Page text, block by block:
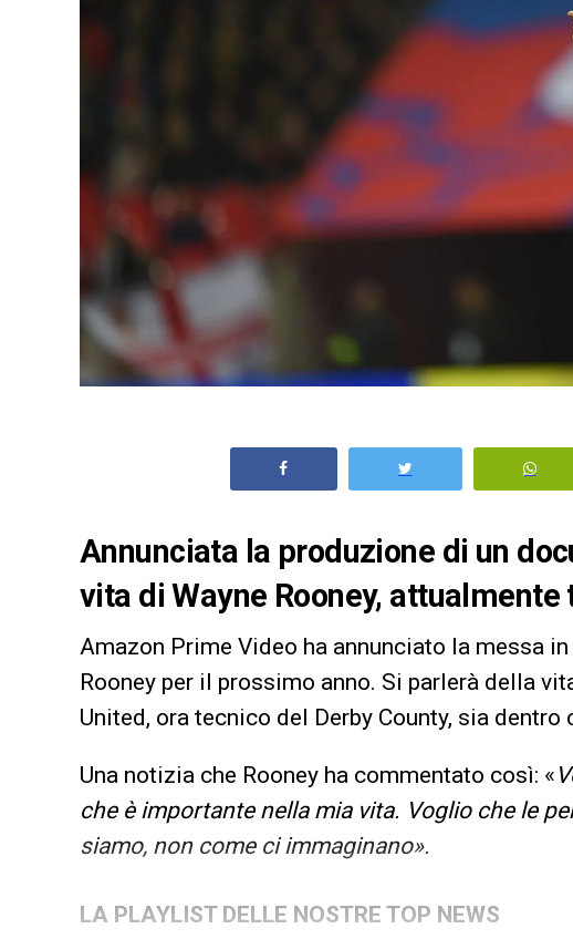
Annunciata la produzione di un
vita di Wayne Rooney,
Amazon Prime Video ha annunciato la messa
Rooney per il prossimo anno. Si parlerà della
United, ora tecnico del Derby County, sia
Una notizia che Rooney ha commentato così: «
che è importante nella mia vita. Voglio che le
siamo, non come ci immaginano».
LA PLAYLIST DELLE NOSTRE TOP NEWS